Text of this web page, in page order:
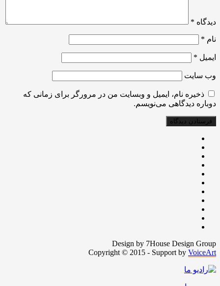
دیدگاه *
نام *
ایمیل *
وب‌ سایت
ذخیره نام، ایمیل و وبسایت من در مرورگر برای زمانی که
دوباره دیدگاهی می‌نویسم.
Design by 7House Design Group
Copyright © 2015 - Support by VoiceArt